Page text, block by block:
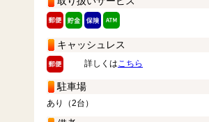
キャッシュレス
詳しくはこちら
駐車場
あり（2台）